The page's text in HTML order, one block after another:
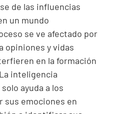
de las influencias
un mundo
se ve afectado por
opiniones y vidas
en la formación
inteligencia
ayuda a los
sus emociones en